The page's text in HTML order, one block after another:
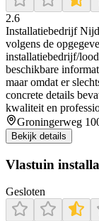
2.6
Installatiebedrijf
volgens de
installatiebedrijf/
beschikbare
maar omdat er
concrete details
kwaliteit en
Groningerweg
Bekijk details
Vlastuin
Gesloten